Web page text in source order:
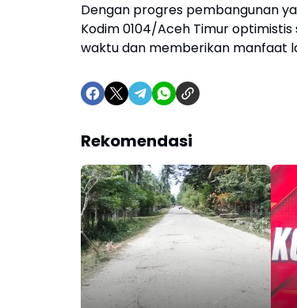
Dengan progres pembangunan
Kodim 0104/Aceh Timur
waktu dan memberikan manfaat
Rekomendasi